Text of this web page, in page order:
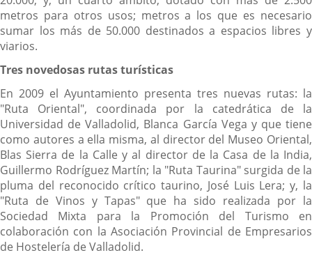
metros para otros usos; metros a los que es necesario
sumar los más de 50.000 destinados a espacios libres y
viarios.
Tres novedosas rutas turísticas
En 2009 el Ayuntamiento presenta tres nuevas rutas: la
"Ruta Oriental", coordinada por la catedrática de la
Universidad de Valladolid, Blanca García Vega y que tiene
como autores a ella misma, al director del Museo Oriental,
Blas Sierra de la Calle y al director de la Casa de la India,
Guillermo Rodríguez Martín; la "Ruta Taurina" surgida de la
pluma del reconocido crítico taurino, José Luis Lera; y, la
"Ruta de Vinos y Tapas" que ha sido realizada por la
Sociedad Mixta para la Promoción del Turismo en
colaboración con la Asociación Provincial de Empresarios
de Hostelería de Valladolid.